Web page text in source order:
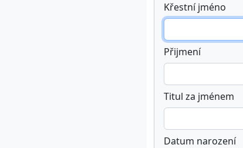
Křestní jméno
Přijmení
Titul za jménem
Datum narození